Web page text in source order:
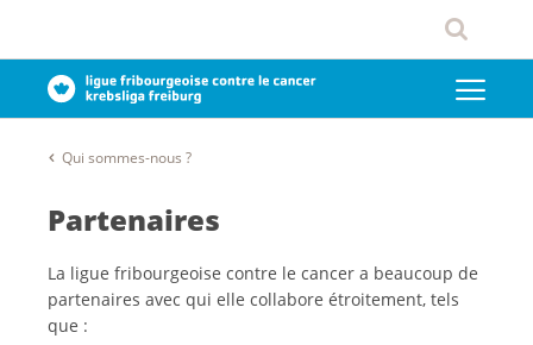
Qui sommes-nous ?
Partenaires
La ligue fribourgeoise contre le cancer a beaucoup de
partenaires avec qui elle collabore étroitement, tels
que :